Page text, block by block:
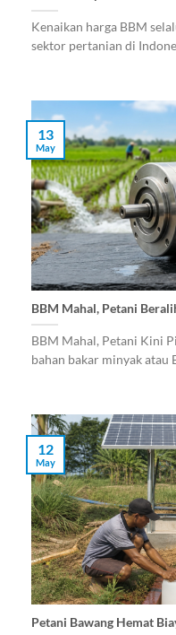
Kenaikan harga BBM
sektor pertanian di
BBM Mahal, Petani
BBM Mahal, Petani Kini
bahan bakar minyak atau
13
May
Petani Bawang Hemat
12
May